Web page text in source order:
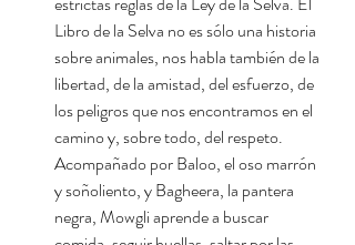
Libro de la Selva no es sólo una historia
sobre animales, nos habla también de la
libertad, de la amistad, del esfuerzo, de
los peligros que nos encontramos en el
camino y, sobre todo, del respeto.
Acompañado por Baloo, el oso marrón
y soñoliento, y Bagheera, la pantera
negra, Mowgli aprende a buscar